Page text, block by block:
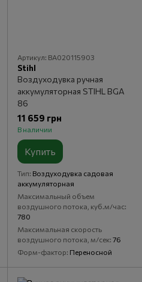
Артикул: BA020115903
Stihl
Воздуходувка ручная
аккумуляторная STIHL BGA
86
11 659 грн
В наличии
Купить
Тип Воздуходувка садовая
аккумуляторная
Максимальный объем
воздушного потока, куб.м/час
780
Максимальная скорость
воздушного потока, м/сек 76
Форм-фактор Переносной